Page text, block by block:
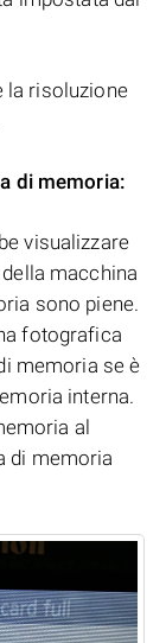
la risoluzione
di memoria:
visualizzare
macchina
sono piene.
fotografica
memoria se è
interna.
al
di memoria